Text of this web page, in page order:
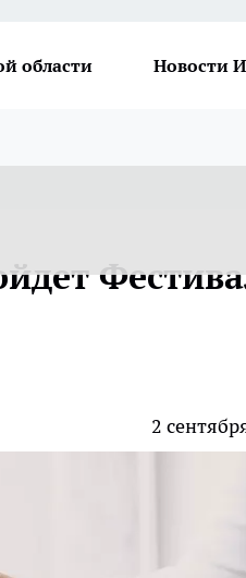
области Новости
2